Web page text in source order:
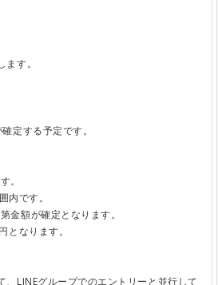
す。
定する予定です。
。
内です。
金額が確定となります。
となります。
、LINEグループでのエントリーと並行して